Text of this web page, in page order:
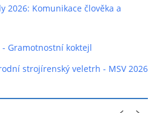
2026: Komunikace člověka a
- Gramotnostní koktejl
strojírenský veletrh - MSV 2026